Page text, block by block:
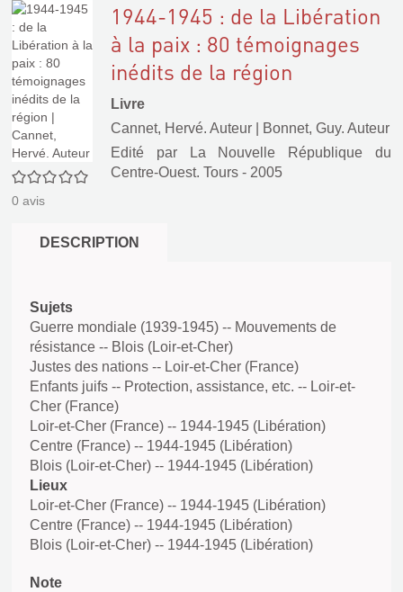
0/5
0 avis
1944-1945 : de la Libération
à la paix : 80 témoignages
inédits de la région
Livre
Cannet, Hervé. Auteur
Bonnet, Guy. Auteur
Edité par
La Nouvelle République du
Centre-Ouest. Tours - 2005
DESCRIPTION
Sujets
Guerre mondiale (1939-1945) -- Mouvements de
résistance -- Blois (Loir-et-Cher)
Justes des nations -- Loir-et-Cher (France)
Enfants juifs -- Protection, assistance, etc. -- Loir-et-
Cher (France)
Loir-et-Cher (France) -- 1944-1945 (Libération)
Centre (France) -- 1944-1945 (Libération)
Blois (Loir-et-Cher) -- 1944-1945 (Libération)
Lieux
Loir-et-Cher (France) -- 1944-1945 (Libération)
Centre (France) -- 1944-1945 (Libération)
Blois (Loir-et-Cher) -- 1944-1945 (Libération)
Note